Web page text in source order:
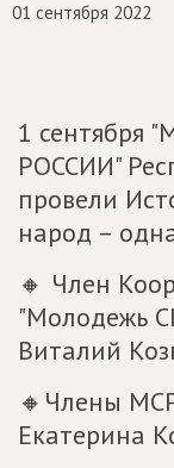
01 сентября 2022
1 сентября
РОССИИ"
провели
народ –
🔸 Член
"Молодежь
Виталий
🔸Члены
Екатерина